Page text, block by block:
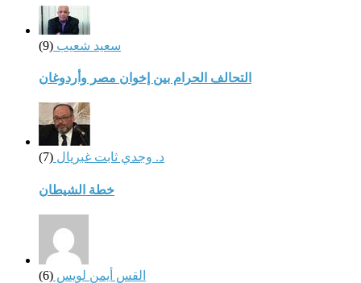
سعيد شعيب (9)
التحالف الحرام بين إخوان مصر وأردوغان
د. وجدي ثابت غبريال (7)
خطة الشيطان
القس أيمن لويس (6)